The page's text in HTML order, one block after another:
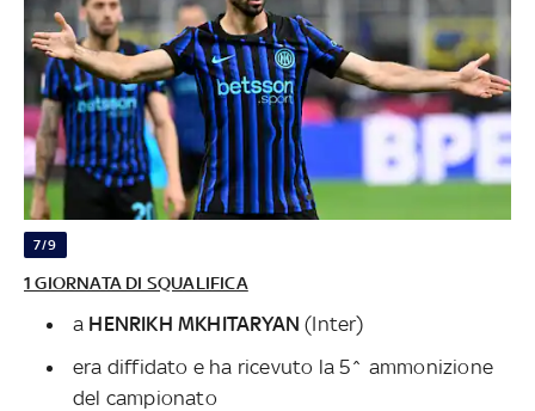
7/9
1 GIORNATA DI SQUALIFICA
a HENRIKH MKHITARYAN(Inter)
era diffidato e ha ricevuto la 5^ ammonizione
del campionato